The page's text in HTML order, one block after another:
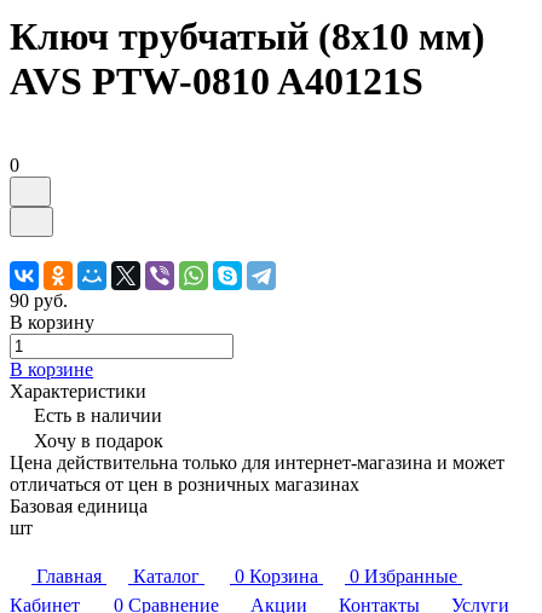
Ключ трубчатый (8х10 мм)
AVS PTW-0810 A40121S
0
90 руб.
В корзину
В корзине
Характеристики
Есть в наличии
Хочу в подарок
Цена действительна только для интернет-магазина и может
отличаться от цен в розничных магазинах
Базовая единица
шт
Главная Каталог 0 Корзина 0 Избранные
Кабинет
0 Сравнение Акции Контакты Услуги